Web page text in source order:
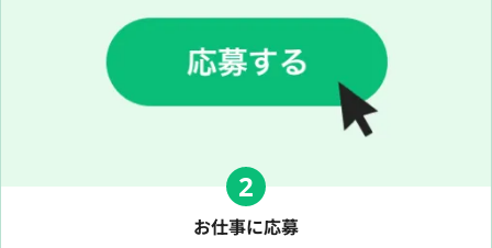
2
お仕事に応募